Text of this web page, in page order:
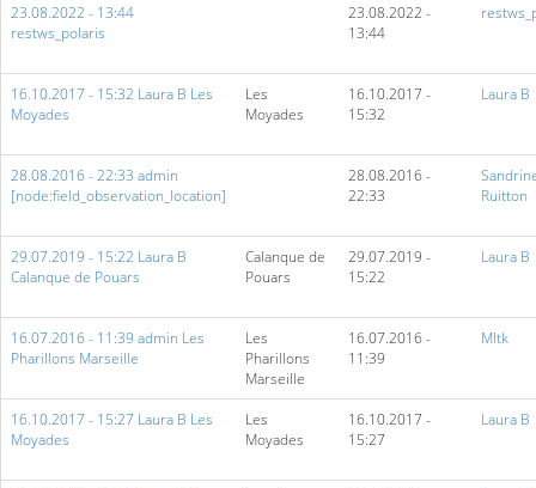
23.08.2022 - 13:44
restws_polaris
23.08.2022 -
13:44
16.10.2017 - 15:32 Laura B Les
Moyades
Les
Moyades
16.10.2017 -
15:32
Laura B
28.08.2016 - 22:33 admin
[node:field_observation_location]
28.08.2016 -
22:33
Ruitton
29.07.2019 - 15:22 Laura B
Calanque de Pouars
Calanque de
Pouars
29.07.2019 -
15:22
Laura B
16.07.2016 - 11:39 admin Les
Pharillons Marseille
Les
Pharillons
Marseille
16.07.2016 -
11:39
Mltk
16.10.2017 - 15:27 Laura B Les
Moyades
Les
Moyades
16.10.2017 -
15:27
Laura B